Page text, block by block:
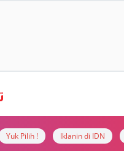
Yuk Pilih ! Iklanin di IDN